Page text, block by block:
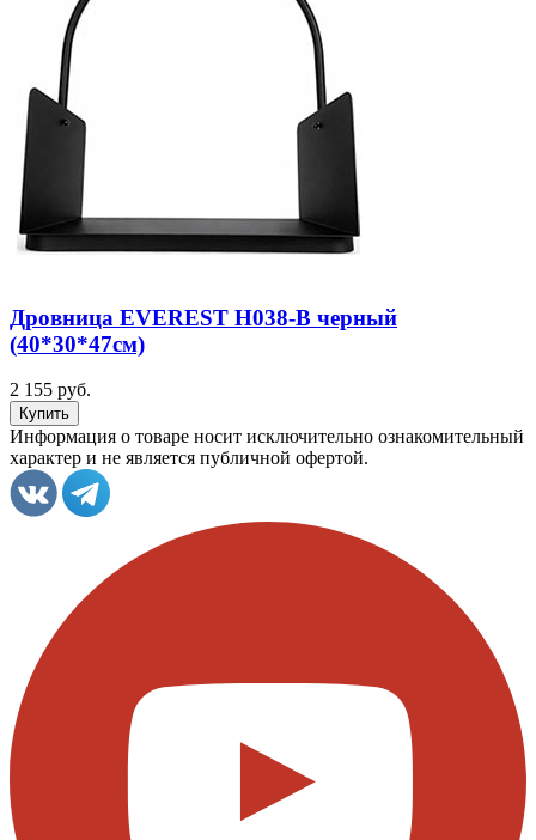
Дровница EVEREST Н038-В черный
(40*30*47см)
2 155 руб.
Информация о товаре носит исключительно ознакомительный
характер и не является публичной офертой.